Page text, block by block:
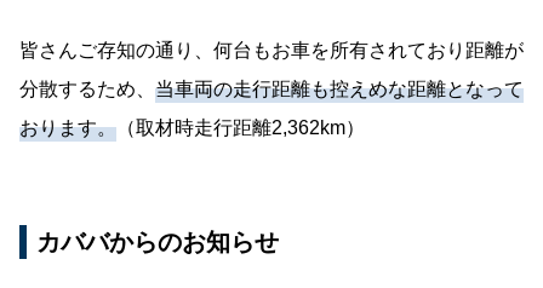
皆さんご存知の通り、何台もお車を所有されており距離が
分散するため、 当車両の走行距離も控えめな距離となって
おります。 （取材時走行距離2,362km）
カババからのお知らせ